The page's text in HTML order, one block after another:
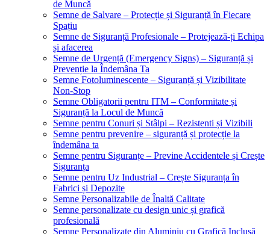
de Muncă
Semne de Salvare – Protecție și Siguranță în Fiecare
Spațiu
Semne de Siguranță Profesionale – Protejează-ți Echipa
și afacerea
Semne de Urgență (Emergency Signs) – Siguranță și
Prevenție la Îndemâna Ta
Semne Fotoluminescente – Siguranță și Vizibilitate
Non-Stop
Semne Obligatorii pentru ITM – Conformitate și
Siguranță la Locul de Muncă
Semne pentru Conuri și Stâlpi – Rezistenti și Vizibili
Semne pentru prevenire – siguranță și protecție la
îndemâna ta
Semne pentru Siguranțe – Previne Accidentele și Crește
Siguranța
Semne pentru Uz Industrial – Crește Siguranța în
Fabrici și Depozite
Semne Personalizabile de Înaltă Calitate
Semne personalizate cu design unic și grafică
profesională
Semne Personalizate din Aluminiu cu Grafică Inclusă